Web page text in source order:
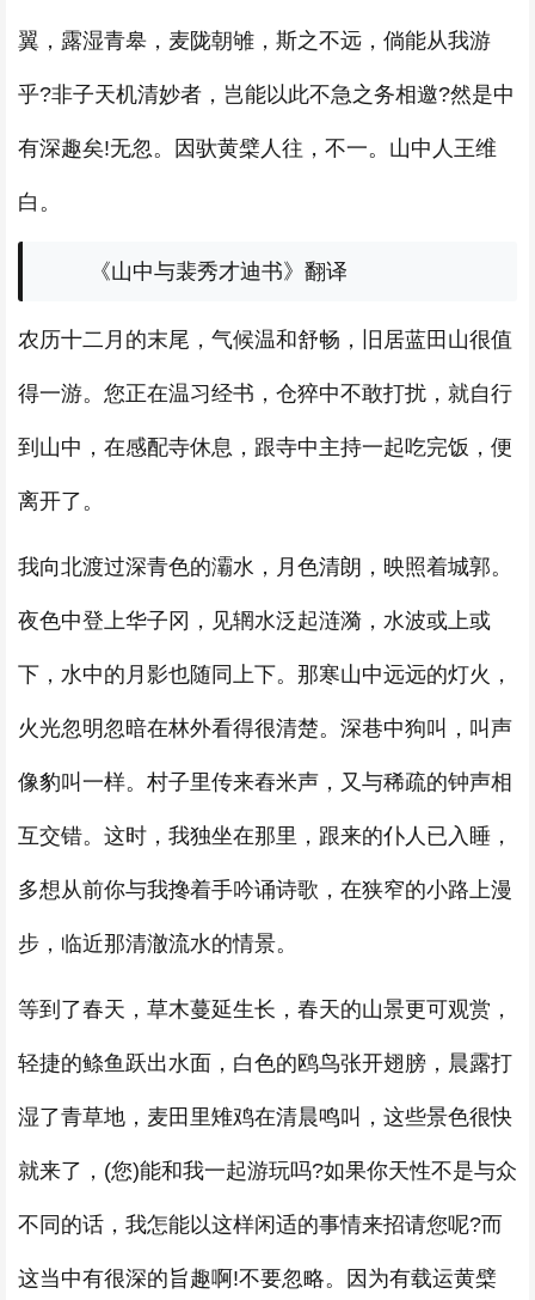
翼，露湿青皋，麦陇朝雊，斯之不远，倘能从我游
乎?非子天机清妙者，岂能以此不急之务相邀?然是中
有深趣矣!无忽。因驮黄檗人往，不一。山中人王维
白。
《山中与裴秀才迪书》翻译
农历十二月的末尾，气候温和舒畅，旧居蓝田山很值
得一游。您正在温习经书，仓猝中不敢打扰，就自行
到山中，在感配寺休息，跟寺中主持一起吃完饭，便
离开了。
我向北渡过深青色的灞水，月色清朗，映照着城郭。
夜色中登上华子冈，见辋水泛起涟漪，水波或上或
下，水中的月影也随同上下。那寒山中远远的灯火，
火光忽明忽暗在林外看得很清楚。深巷中狗叫，叫声
像豹叫一样。村子里传来舂米声，又与稀疏的钟声相
互交错。这时，我独坐在那里，跟来的仆人已入睡，
多想从前你与我搀着手吟诵诗歌，在狭窄的小路上漫
步，临近那清澈流水的情景。
等到了春天，草木蔓延生长，春天的山景更可观赏，
轻捷的鲦鱼跃出水面，白色的鸥鸟张开翅膀，晨露打
湿了青草地，麦田里雉鸡在清晨鸣叫，这些景色很快
就来了，(您)能和我一起游玩吗?如果你天性不是与众
不同的话，我怎能以这样闲适的事情来招请您呢?而
这当中有很深的旨趣啊!不要忽略。因为有载运黄檗